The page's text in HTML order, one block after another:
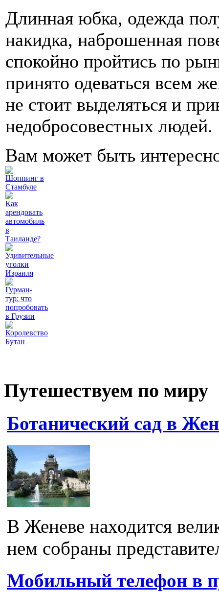
Длинная юбка, одежда
накидка, наброшенная
спокойно пройтись по
принято одеваться всем
не стоит выделяться и
недобросовестных людей.
Вам может быть
Шоппинг в
Стамбуле
Как
арендовать
автомобиль
в
Таиланде?
Удивительные
уголки
Израиля
Гурман-
тур: что
попробовать
в Грузии
Королевство
Бутан
Путешествуем по миру
Ботанический сад в
В Женеве находится
нем собраны
Мобильный телефон в